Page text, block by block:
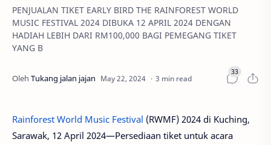
PENJUALAN TIKET EARLY BIRD THE RAINFOREST WORLD
MUSIC FESTIVAL 2024 DIBUKA 12 APRIL 2024 DENGAN
HADIAH LEBIH DARI RM100,000 BAGI PEMEGANG TIKET
YANG B
3 min read
Rainforest World Music Festival (RWMF) 2024 di Kuching,
Sarawak, 12 April 2024—Persediaan tiket untuk acara